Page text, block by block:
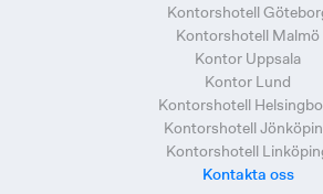
Kontorshotell
Kontorshotell Malmö
Kontor Uppsala
Kontor Lund
Kontorshotell
Kontorshotell
Kontorshotell
Kontakta oss